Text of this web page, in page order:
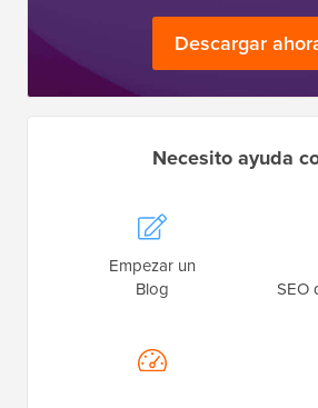
Descargar
Necesito ayuda
Empezar un
Blog
SEO